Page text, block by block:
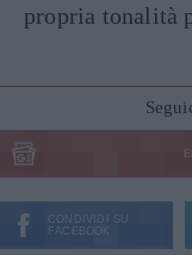
propria tonalità
CONDIVIDI SU
FACEBOOK